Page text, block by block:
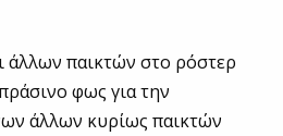
άλλων παικτών στο ρόστερ
φως για την
άλλων κυρίως παικτών